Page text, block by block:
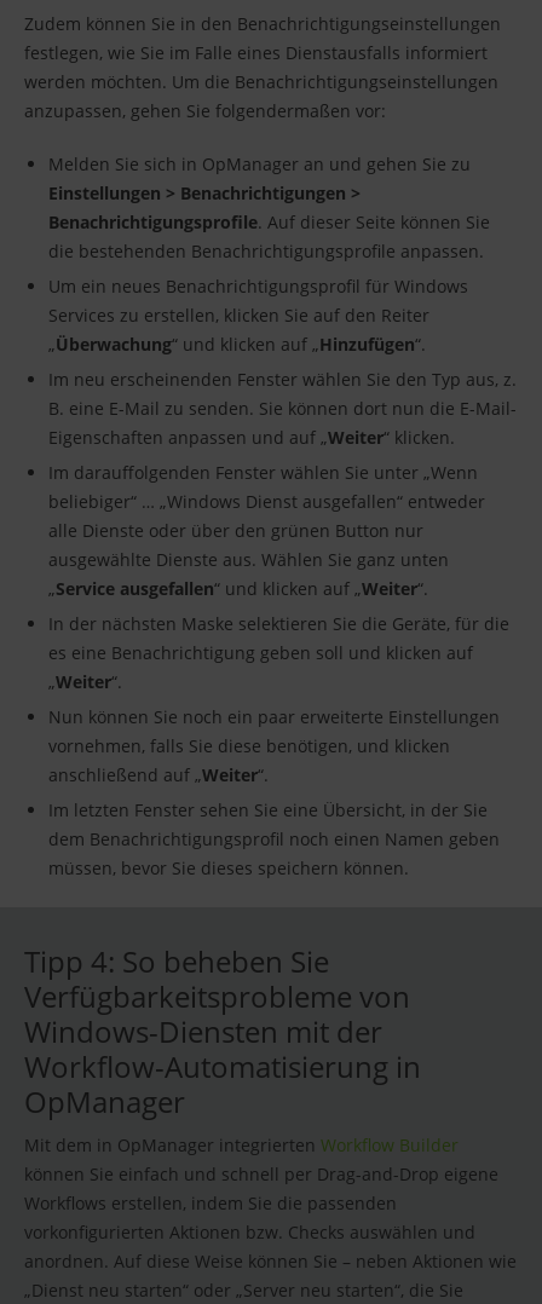
Zudem können Sie in den Benachrichtigungseinstellungen
festlegen, wie Sie im Falle eines Dienstausfalls informiert
werden möchten. Um die Benachrichtigungseinstellungen
anzupassen, gehen Sie folgendermaßen vor:
Melden Sie sich in OpManager an und gehen Sie zu
Einstellungen > Benachrichtigungen >
Benachrichtigungsprofile. Auf dieser Seite können Sie
die bestehenden Benachrichtigungsprofile anpassen.
Um ein neues Benachrichtigungsprofil für Windows
Services zu erstellen, klicken Sie auf den Reiter
„Überwachung“ und klicken auf „Hinzufügen“.
Im neu erscheinenden Fenster wählen Sie den Typ aus, z.
B. eine E-Mail zu senden. Sie können dort nun die E-Mail-
Eigenschaften anpassen und auf „Weiter“ klicken.
Im darauffolgenden Fenster wählen Sie unter „Wenn
beliebiger“ … „Windows Dienst ausgefallen“ entweder
alle Dienste oder über den grünen Button nur
ausgewählte Dienste aus. Wählen Sie ganz unten
„Service ausgefallen“ und klicken auf „Weiter“.
In der nächsten Maske selektieren Sie die Geräte, für die
es eine Benachrichtigung geben soll und klicken auf
„Weiter“.
Nun können Sie noch ein paar erweiterte Einstellungen
vornehmen, falls Sie diese benötigen, und klicken
anschließend auf „Weiter“.
Im letzten Fenster sehen Sie eine Übersicht, in der Sie
dem Benachrichtigungsprofil noch einen Namen geben
müssen, bevor Sie dieses speichern können.
Tipp 4: So beheben Sie
Verfügbarkeitsprobleme von
Windows-Diensten mit der
Workflow-Automatisierung in
OpManager
Mit dem in OpManager integrierten Workflow Builder
können Sie einfach und schnell per Drag-and-Drop eigene
Workflows erstellen, indem Sie die passenden
vorkonfigurierten Aktionen bzw. Checks auswählen und
anordnen. Auf diese Weise können Sie – neben Aktionen wie
„Dienst neu starten“ oder „Server neu starten“, die Sie